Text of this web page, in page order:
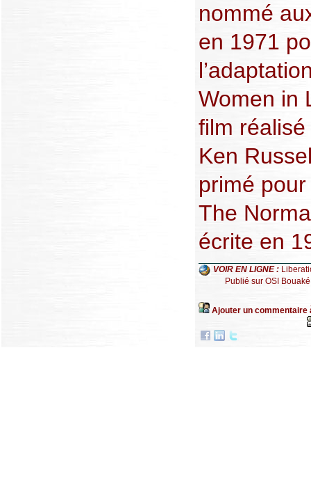
nommé
en 1971
Women in
film réalisé
Ken
primé
The
écrite en
VOIR EN LIGNE :
Publié sur OSI
Ajouter un commentaire